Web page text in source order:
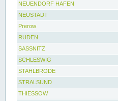
NEUENDORF HAFEN
NEUSTADT
Prerow
RUDEN
SASSNITZ
SCHLESWIG
STAHLBRODE
STRALSUND
THIESSOW